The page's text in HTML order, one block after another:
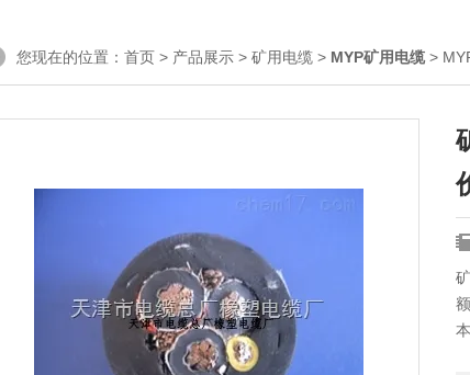
您现在的位置： 首页 > 产品展示 > 矿用电缆 > MYP矿用电缆>